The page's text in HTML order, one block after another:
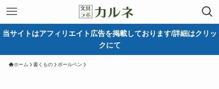
当サイトはアフィリエイト広告を掲載しております/詳細はクリッ
クにて
ホーム 書くもの ボールペン